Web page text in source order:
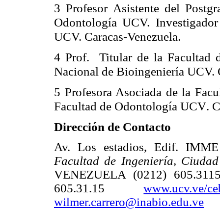
3 Profesor Asistente del
Odontología UCV.
UCV. Caracas-Venezuela.
4 Prof. Titular de la Facultad
Nacional de Bioingeniería UCV.
5 Profesora Asociada de la
Facultad de Odontología UCV.
Dirección de Contacto
Av. Los estadios, Edif.
Facultad de Ingeniería,
VENEZUELA
(0212)
605.31.15www.ucv.ve/
wilmer.carrero@inabio.edu.ve